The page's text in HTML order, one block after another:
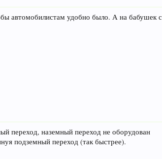
автомобилистам удобно было. А на бабушек с
переход, наземный переход не оборудован
подземный переход (так быстрее).